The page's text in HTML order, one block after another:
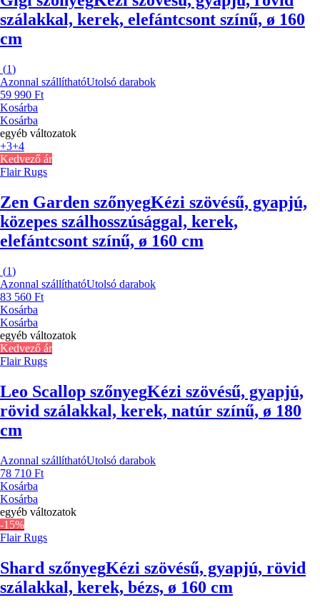
szálakkal, kerek, elefántcsont színű, ø 160
cm
(1)
Azonnal szállíthatóUtolsó darabok
59 990 Ft
Kosárba
Kosárba
egyéb változatok
+3+4
Kedvező ár
Flair Rugs
Zen Garden szőnyegKézi szövésű, gyapjú,
közepes szálhosszúsággal, kerek,
elefántcsont színű, ø 160 cm
(1)
Azonnal szállíthatóUtolsó darabok
83 560 Ft
Kosárba
Kosárba
egyéb változatok
Kedvező ár
Flair Rugs
Leo Scallop szőnyegKézi szövésű, gyapjú,
rövid szálakkal, kerek, natúr színű, ø 180
cm
Azonnal szállíthatóUtolsó darabok
78 710 Ft
Kosárba
Kosárba
egyéb változatok
-15%
Flair Rugs
Shard szőnyegKézi szövésű, gyapjú, rövid
szálakkal, kerek, bézs, ø 160 cm